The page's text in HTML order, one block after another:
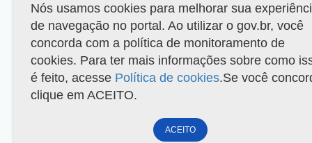
Nós usamos cookies para melhorar sua
de navegação no portal. Ao utilizar o gov.br, você
concorda com a política de monitoramento de
cookies. Para ter mais informações sobre como
é feito, acesse Política de cookies.Se você
clique em ACEITO.
ACEITO